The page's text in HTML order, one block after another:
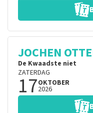
JOCHEN
De Kwaadste niet
ZATERDAG
17OKTOBER
2026